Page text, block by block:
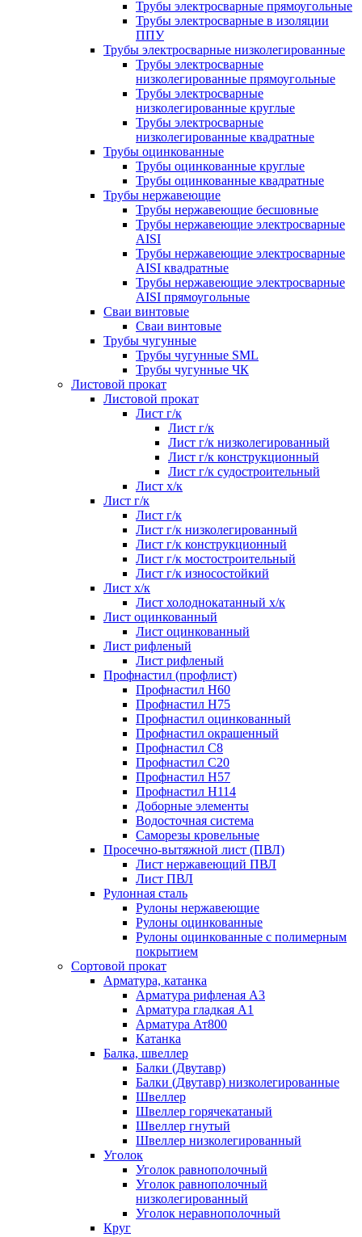
Трубы электросварные прямоугольные
Трубы электросварные в изоляции
ППУ
Трубы электросварные низколегированные
Трубы электросварные
низколегированные прямоугольные
Трубы электросварные
низколегированные круглые
Трубы электросварные
низколегированные квадратные
Трубы оцинкованные
Трубы оцинкованные круглые
Трубы оцинкованные квадратные
Трубы нержавеющие
Трубы нержавеющие бесшовные
Трубы нержавеющие электросварные
AISI
Трубы нержавеющие электросварные
AISI квадратные
Трубы нержавеющие электросварные
AISI прямоугольные
Сваи винтовые
Сваи винтовые
Трубы чугунные
Трубы чугунные SML
Трубы чугунные ЧК
Листовой прокат
Листовой прокат
Лист г/к
Лист г/к
Лист г/к низколегированный
Лист г/к конструкционный
Лист г/к судостроительный
Лист х/к
Лист г/к
Лист г/к
Лист г/к низколегированный
Лист г/к конструкционный
Лист г/к мостостроительный
Лист г/к износостойкий
Лист х/к
Лист холоднокатанный х/к
Лист оцинкованный
Лист оцинкованный
Лист рифленый
Лист рифленый
Профнастил (профлист)
Профнастил Н60
Профнастил Н75
Профнастил оцинкованный
Профнастил окрашенный
Профнастил С8
Профнастил С20
Профнастил Н57
Профнастил Н114
Доборные элементы
Водосточная система
Саморезы кровельные
Просечно-вытяжной лист (ПВЛ)
Лист нержавеющий ПВЛ
Лист ПВЛ
Рулонная сталь
Рулоны нержавеющие
Рулоны оцинкованные
Рулоны оцинкованные с полимерным
покрытием
Сортовой прокат
Арматура, катанка
Арматура рифленая А3
Арматура гладкая А1
Арматура Ат800
Катанка
Балка, швеллер
Балки (Двутавр)
Балки (Двутавр) низколегированные
Швеллер
Швеллер горячекатаный
Швеллер гнутый
Швеллер низколегированный
Уголок
Уголок равнополочный
Уголок равнополочный
низколегированный
Уголок неравнополочный
Круг